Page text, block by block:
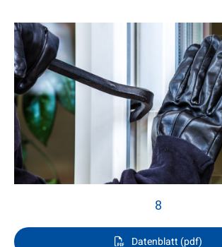
8
Datenblatt (pdf)